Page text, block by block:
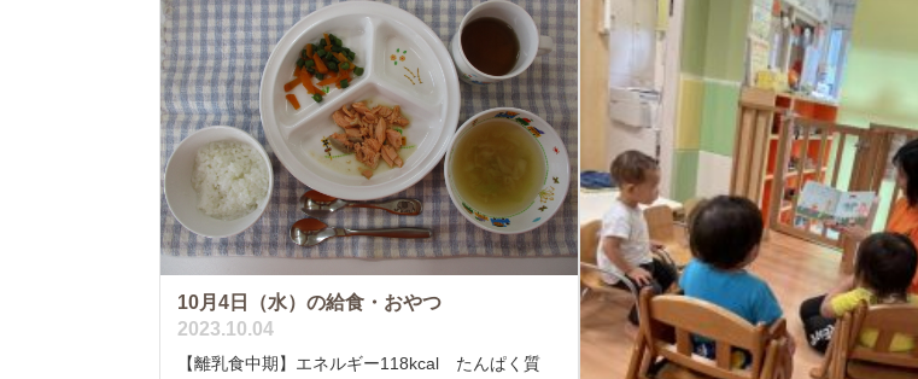
10月4日（水）の給食・おやつ
2023.10.04
【離乳食中期】エネルギー118kcal たんぱく質